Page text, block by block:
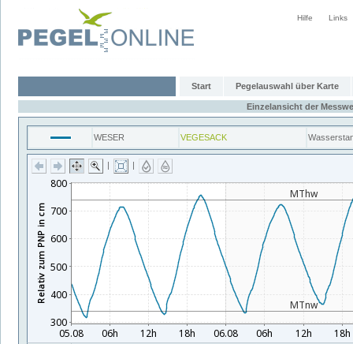
Hilfe Links
Start Pegelauswahl über Karte
Einzelansicht der
WESER VEGESACK
| |